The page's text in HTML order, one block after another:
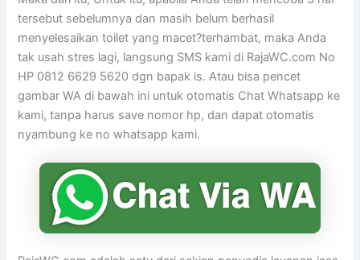
tersebut sebelumnya dan masih belum berhasil
menyelesaikan toilet yang macet?terhambat, maka Anda
tak usah stres lagi, langsung SMS kami di RajaWC.com No
HP 0812 6629 5620 dgn bapak is. Atau bisa pencet
gambar WA di bawah ini untuk otomatis Chat Whatsapp ke
kami, tanpa harus save nomor hp, dan dapat otomatis
nyambung ke no whatsapp kami.